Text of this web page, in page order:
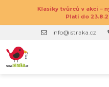
Klasiky tvůrců v akci –
Platí do
info@istraka.cz